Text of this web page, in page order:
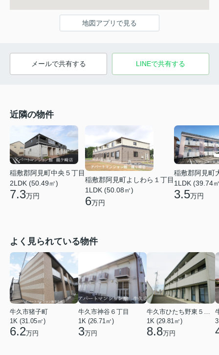
地図アプリで見る
メールで共有する LINEで共有する
近隣の物件
稲敷郡阿見町中央５丁目
2LDK (50.49㎡)
7.3万円
稲敷郡阿見町よしわら１丁目
1LDK (50.08㎡)
6万円
稲敷郡阿見町
1LDK (39.74
3.5万円
よく見られている物件
牛久市猪子町
1K (31.05㎡)
6.2万円
牛久市神谷６丁目
1K (26.71㎡)
3万円
牛久市ひたち野東５丁目
1K (29.81㎡)
8.8万円